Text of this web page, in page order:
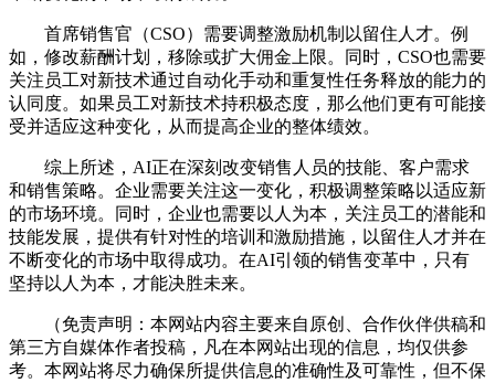
首席销售官（CSO）需要调整激励机制以留住人才。例
如，修改薪酬计划，移除或扩大佣金上限。同时，CSO也需要
关注员工对新技术通过自动化手动和重复性任务释放的能力的
认同度。如果员工对新技术持积极态度，那么他们更有可能接
受并适应这种变化，从而提高企业的整体绩效。
综上所述，AI正在深刻改变销售人员的技能、客户需求
和销售策略。企业需要关注这一变化，积极调整策略以适应新
的市场环境。同时，企业也需要以人为本，关注员工的潜能和
技能发展，提供有针对性的培训和激励措施，以留住人才并在
不断变化的市场中取得成功。在AI引领的销售变革中，只有
坚持以人为本，才能决胜未来。
（免责声明：本网站内容主要来自原创、合作伙伴供稿和
第三方自媒体作者投稿，凡在本网站出现的信息，均仅供参
考。本网站将尽力确保所提供信息的准确性及可靠性，但不保